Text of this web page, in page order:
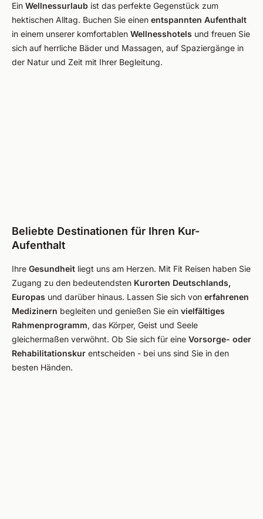
Ein Wellnessurlaub ist das perfekte Gegenstück zum
hektischen Alltag. Buchen Sie einen entspannten Aufenthalt
in einem unserer komfortablen Wellnesshotels und freuen Sie
sich auf herrliche Bäder und Massagen, auf Spaziergänge in
der Natur und Zeit mit Ihrer Begleitung.
Beliebte Destinationen für Ihren Kur-
Aufenthalt
Ihre Gesundheit liegt uns am Herzen. Mit Fit Reisen haben Sie
Zugang zu den bedeutendsten Kurorten Deutschlands,
Europas und darüber hinaus. Lassen Sie sich von erfahrenen
Medizinern begleiten und genießen Sie ein vielfältiges
Rahmenprogramm, das Körper, Geist und Seele
gleichermaßen verwöhnt. Ob Sie sich für eine Vorsorge- oder
Rehabilitationskur entscheiden - bei uns sind Sie in den
besten Händen.